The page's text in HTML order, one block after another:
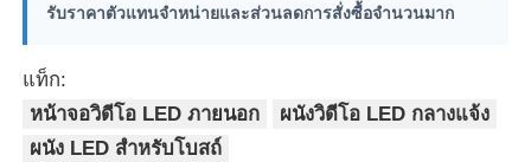
รับราคาตัวแทนจำหน่ายและส่วนลดการสั่งซื้อจำนวนมาก
แท็ก:
หน้าจอวิดีโอ LED ภายนอก
ผนังวิดีโอ LED กลางแจ้ง
ผนัง LED สำหรับโบสถ์